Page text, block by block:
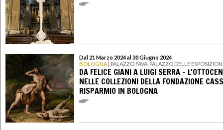
Dal 21 Marzo 2024 al 30 Giugno 2024
BOLOGNA | PALAZZO FAVA. PALAZZO DELLE
DA FELICE GIANI A LUIGI SERRA –
NELLE COLLEZIONI DELLA FONDAZIONE
RISPARMIO IN BOLOGNA